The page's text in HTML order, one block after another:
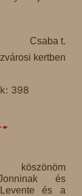
Csaba t.
kertben
398
köszönöm
és
és a